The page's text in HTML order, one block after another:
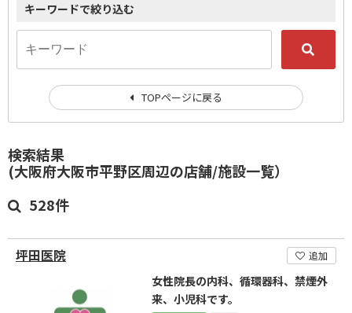
検索結果
(大阪府大阪市平野区周辺の店舗/施設一覧）
528件
坪田医院 追加
女性院長の内科、循環器科、禁煙外
来、小児科です。
キーワードで絞り込む
TOPページに戻る